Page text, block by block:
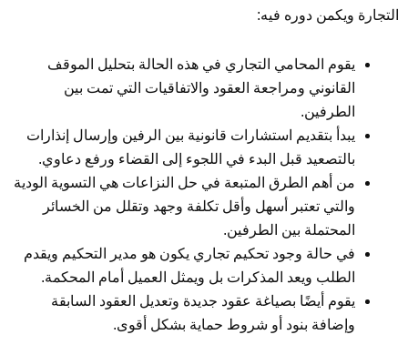
التجارة ويكمن دوره فيه:
يقوم المحامي التجاري في هذه الحالة بتحليل الموقف
القانوني ومراجعة العقود والاتفاقيات التي تمت بين
الطرفين.
يبدأ بتقديم استشارات قانونية بين الرفين وإرسال إنذارات
بالتصعيد قبل البدء في اللجوء إلى القضاء ورفع دعاوي.
من أهم الطرق المتبعة في حل النزاعات هي التسوية الودية
والتي تعتبر أسهل وأقل تكلفة وجهد وتقلل من الخسائر
المحتملة بين الطرفين.
في حالة وجود تحكيم تجاري يكون هو مدير التحكيم ويقدم
الطلب ويعد المذكرات بل ويمثل العميل أمام المحكمة.
يقوم أيضًا بصياغة عقود جديدة وتعديل العقود السابقة
وإضافة بنود أو شروط حماية بشكل أقوى.